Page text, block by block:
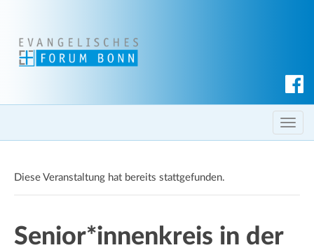
c
h T
o
l
Diese Veranstaltung hat bereits stattgefunden.
Senior*innenkreis in der